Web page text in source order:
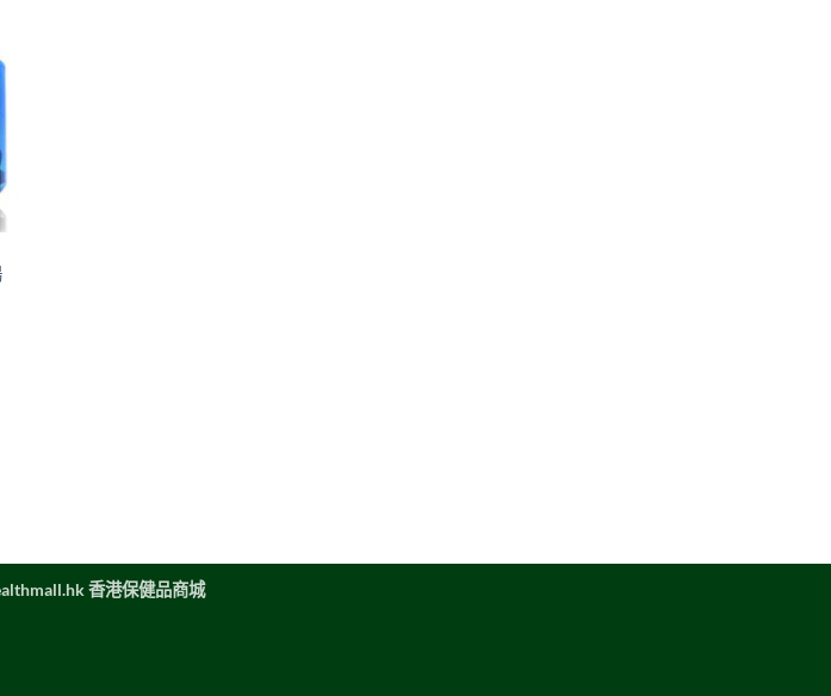
香港保健品商城